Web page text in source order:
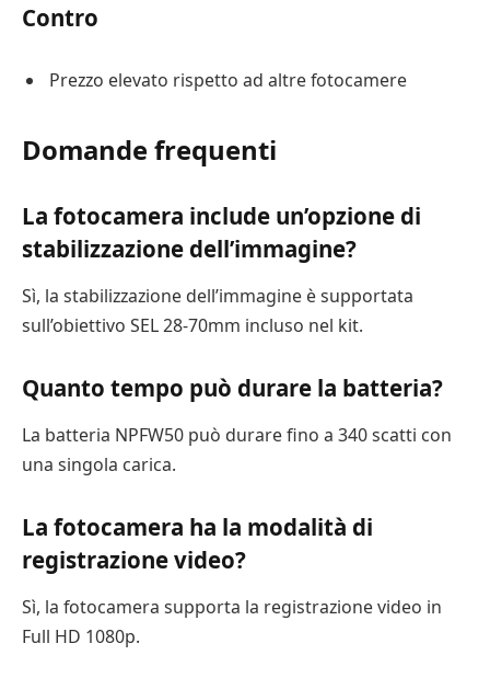
Contro
Prezzo elevato rispetto ad altre fotocamere
Domande frequenti
La fotocamera include un’opzione di
stabilizzazione dell’immagine?
Sì, la stabilizzazione dell’immagine è supportata
sull’obiettivo SEL 28-70mm incluso nel kit.
Quanto tempo può durare la batteria?
La batteria NPFW50 può durare fino a 340 scatti con
una singola carica.
La fotocamera ha la modalità di
registrazione video?
Sì, la fotocamera supporta la registrazione video in
Full HD 1080p.